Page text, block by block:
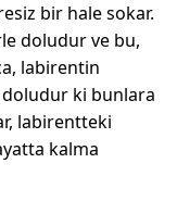
bir hale sokar.
doludur ve bu,
labirentin
doludur ki bunlara
labirentteki
kalma